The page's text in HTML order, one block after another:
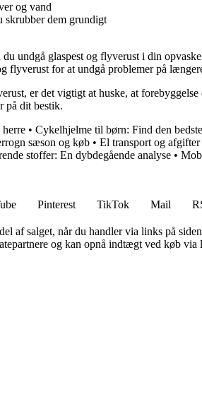
og vand
skrubber dem grundigt
undgå glaspest og flyverust i din
flyverust for at undgå problemer på
er det vigtigt at huske, at
på dit bestik.
• Cykelhjelme til børn: Find den
sæson og køb • El transport og
stoffer: En dybdegående analyse •
Pinterest TikTok Mail
af salget, når du handler via links på
og kan opnå indtægt ved køb